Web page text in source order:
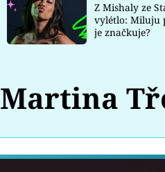
Z Mishaly ze
vylétlo: Miluju
je značkuje?
Martina